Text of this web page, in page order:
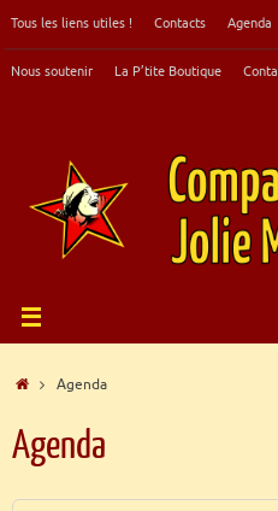
au
Tous les liens utiles ! Contacts Agenda
Nous soutenir La P’tite Boutique
Accueil
Agenda
Agenda